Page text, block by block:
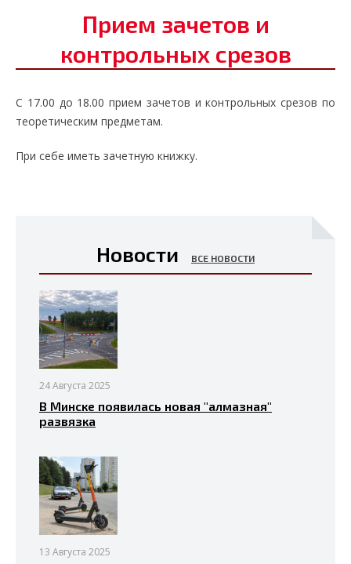
Прием зачетов и
контрольных срезов
С 17.00 до 18.00 прием зачетов и контрольных срезов по
теоретическим предметам.
При себе иметь зачетную книжку.
Новости ВСЕ НОВОСТИ
24 Августа 2025
В Минске появилась новая "алмазная"
развязка
13 Августа 2025